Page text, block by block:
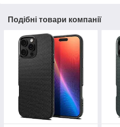
Подібні товари компанії